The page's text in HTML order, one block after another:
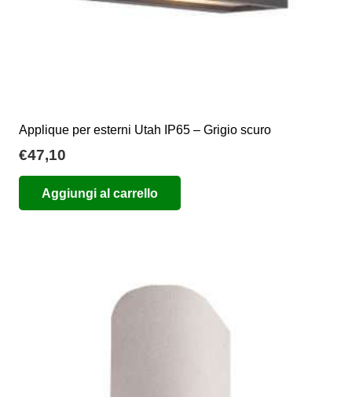
Applique per esterni Utah IP65 – Grigio scuro
€47,10
Aggiungi al carrello